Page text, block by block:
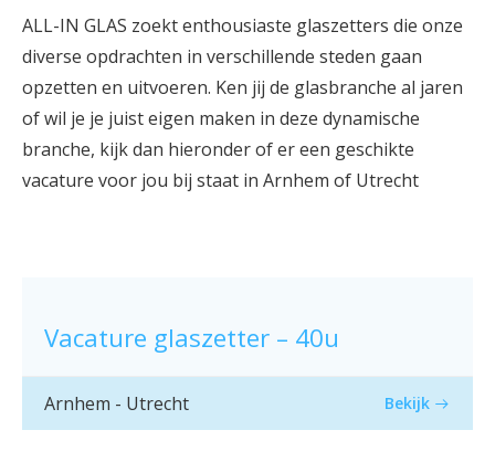
ALL-IN GLAS zoekt enthousiaste glaszetters die onze
diverse opdrachten in verschillende steden gaan
opzetten en uitvoeren. Ken jij de glasbranche al jaren
of wil je je juist eigen maken in deze dynamische
branche, kijk dan hieronder of er een geschikte
vacature voor jou bij staat in Arnhem of Utrecht
Vacature glaszetter – 40u
Arnhem - Utrecht Bekijk